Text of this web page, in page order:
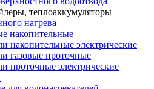
теплоаккумуляторы
нагрева
накопительные
накопительные электрические
газовые проточные
проточные электрические